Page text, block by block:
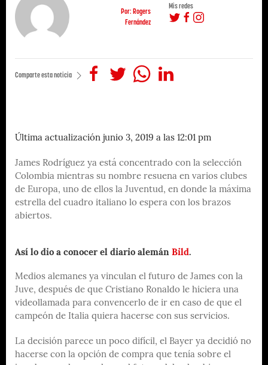
Por: Rogers
Fernández
Mis redes
Comparte esta noticia
Última actualización junio 3, 2019 a las 12:01 pm
James Rodríguez ya está concentrado con la selección
Colombia mientras su nombre resuena en varios clubes
de Europa, uno de ellos la Juventud, en donde la máxima
estrella del cuadro italiano lo espera con los brazos
abiertos.
Así lo dio a conocer el diario alemán Bild.
Medios alemanes ya vinculan el futuro de James con la
Juve, después de que Cristiano Ronaldo le hiciera una
videollamada para convencerlo de ir en caso de que el
campeón de Italia quiera hacerse con sus servicios.
La decisión parece un poco difícil, el Bayer ya decidió no
hacerse con la opción de compra que tenía sobre el